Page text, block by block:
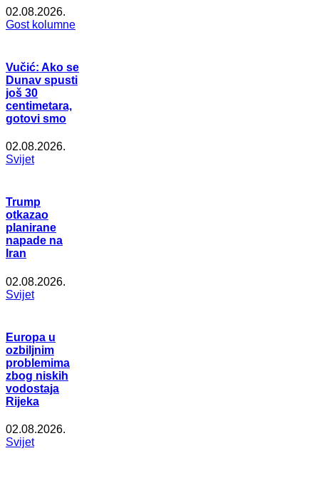
02.08.2026.
Gost kolumne
Vučić: Ako se
Dunav spusti
još 30
centimetara,
gotovi smo
02.08.2026.
Svijet
Trump
otkazao
planirane
napade na
Iran
02.08.2026.
Svijet
Europa u
ozbiljnim
problemima
zbog niskih
vodostaja
Rijeka
02.08.2026.
Svijet